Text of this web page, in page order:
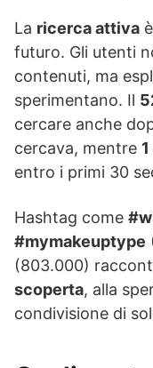
La ricerca attiva
futuro. Gli utenti
contenuti, ma
sperimentano. Il
cercare anche
cercava, mentre
entro i primi 30
Hashtag come
#mymakeuptype
(803.000)
scoperta, alla
condivisione di